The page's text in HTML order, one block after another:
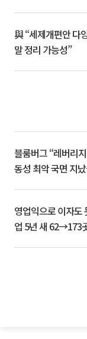
與 “세제개편안 다
말 정리 가능성”
블룸버그 “레버리
동성 최악 국면 지
영업익으로 이자
업 5년 새 62→173